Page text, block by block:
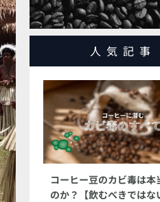
人気記事
コーヒー豆のカビ毒は本
のか？【飲むべきではな